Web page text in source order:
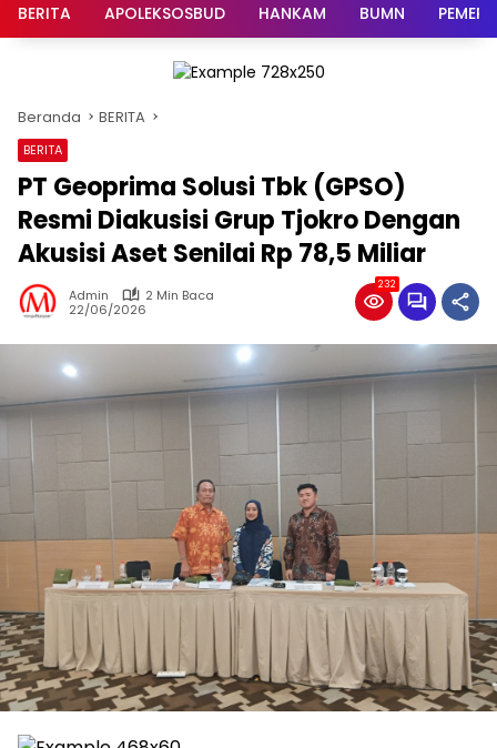
BERITA APOLEKSOSBUD HANKAM BUMN
Beranda BERITA
BERITA
PT Geoprima Solusi Tbk (GPSO)
Resmi Diakusisi Grup Tjokro Dengan
Akusisi Aset Senilai Rp 78,5 Miliar
Admin
2 Min Baca
22/06/2026
232